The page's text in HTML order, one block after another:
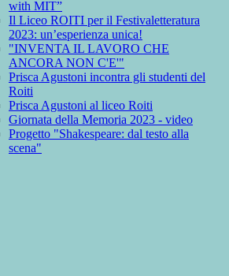
with MIT”
Il Liceo ROITI per il Festivaletteratura
2023: un’esperienza unica!
"INVENTA IL LAVORO CHE
ANCORA NON C'E'"
Prisca Agustoni incontra gli studenti del
Roiti
Prisca Agustoni al liceo Roiti
Giornata della Memoria 2023 - video
Progetto "Shakespeare: dal testo alla
scena"